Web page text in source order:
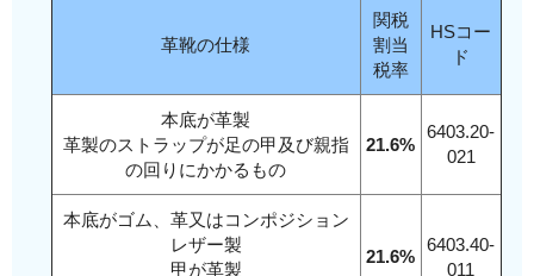
革靴の仕様
関税
割当
税率
HSコー
ド
本底が革製
革製のストラップが足の甲及び親指
の回りにかかるもの
21.6%
6403.20-
021
本底がゴム、革又はコンポジション
レザー製
甲が革製
21.6%
6403.40-
011